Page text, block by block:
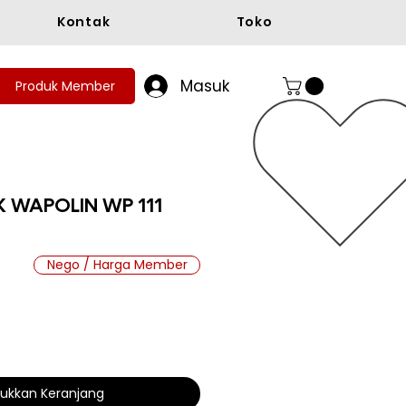
Kontak Toko
Produk Member Masuk
WAPOLIN WP 111
Keranjang
Nego / Harga Member